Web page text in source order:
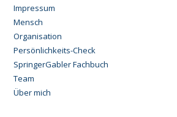
Impressum
Mensch
Organisation
Persönlichkeits-Check
SpringerGabler Fachbuch
Team
Über mich